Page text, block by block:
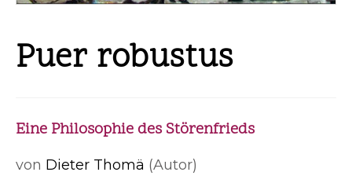
Puer robustus
Eine Philosophie des Störenfrieds
von Dieter Thomä (Autor)